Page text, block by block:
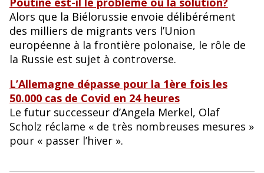
Alors que la Biélorussie envoie délibérément
des milliers de migrants vers l’Union
européenne à la frontière polonaise, le rôle de
la Russie est sujet à controverse.
L’Allemagne dépasse pour la 1ère fois les
50.000 cas de Covid en 24 heures
Le futur successeur d’Angela Merkel, Olaf
Scholz réclame « de très nombreuses mesures »
pour « passer l’hiver ».